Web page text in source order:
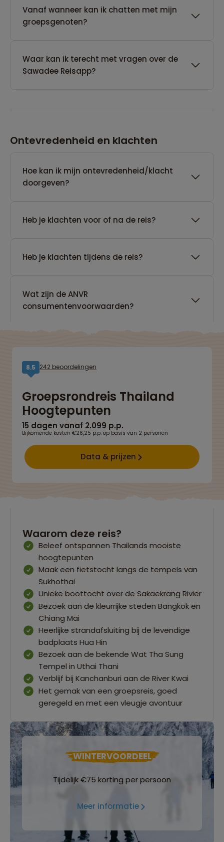
Vanaf wanneer kan ik chatten met mijn
groepsgenoten?
Waar kan ik terecht met vragen over de
Sawadee Reisapp?
Ontevredenheid en klachten
Hoe kan ik mijn ontevredenheid/klacht
doorgeven?
Heb je klachten voor of na de reis?
Heb je klachten tijdens de reis?
Wat zijn de ANVR
consumentenvoorwaarden?
8,5 242 beoordelingen
Groepsrondreis Thailand
Hoogtepunten
15 dagen vanaf 2.099 p.p.
Bijkomende kosten €26,25 p.p. op basis van 2 personen
Data & prijzen
Waarom deze reis?
Beleef ontspannen Thailands mooiste
hoogtepunten
Maak een fietstocht langs de tempels van
Sukhothai
Unieke boottocht over de Sakaekrang Rivier
Bezoek aan de kleurrijke steden Bangkok en
Chiang Mai
Heerlijke strandafsluiting bij de levendige
badplaats Hua Hin
Bezoek aan de bekende Wat Tha Sung
Tempel in Uthai Thani
Verblijf bij Kanchanburi aan de River Kwai
Het gemak van een groepsreis, goed
geregeld en met een vleugje avontuur
WINTERVOORDEEL
Tijdelijk €75 korting per persoon
Meer informatie